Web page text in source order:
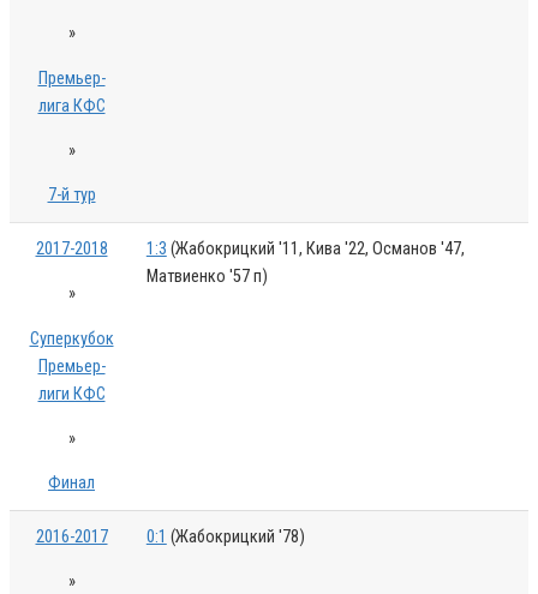
»
Премьер-
лига КФС
»
7-й тур
2017-2018
»
Суперкубок
Премьер-
лиги КФС
»
Финал
1:3 (Жабокрицкий '11, Кива '22, Османов '47,
Матвиенко '57 п)
2016-2017
»
0:1 (Жабокрицкий '78)